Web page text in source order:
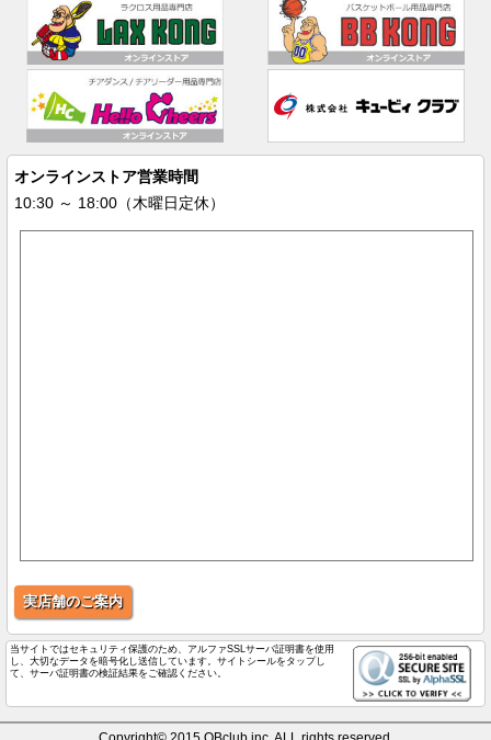
オンラインストア営業時間
10:30 ～ 18:00（木曜日定休）
実店舗のご案内
当サイトではセキュリティ保護のため、アルファSSLサーバ証明書を使用
し、大切なデータを暗号化し送信しています。サイトシールをタップし
て、サーバ証明書の検証結果をご確認ください。